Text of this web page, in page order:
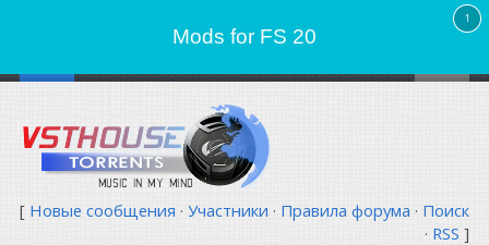
[ Новые сообщения · Участники · Правила форума · Поиск
· RSS ]
Mods for FS 20